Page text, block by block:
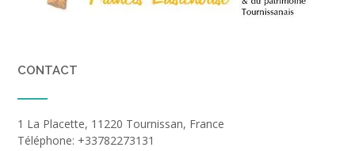
CONTACT
1 La Placette, 11220 Tournissan, France
Téléphone: +33782273131